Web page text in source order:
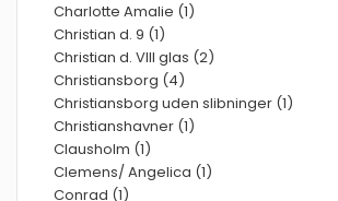
Charlotte Amalie (1)
Christian d. 9 (1)
Christian d. VIII glas (2)
Christiansborg (4)
Christiansborg uden slibninger (1)
Christianshavner (1)
Clausholm (1)
Clemens/ Angelica (1)
Conrad (1)